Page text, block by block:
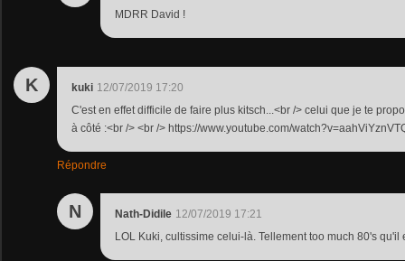
MDRR David !
K kuki 12/07/2019 17:20
C'est en effet difficile de faire plus kitsch...<br /> celui que je te
à côté :<br /> <br /> https://www.youtube.com/
Répondre
N Nath-Didile 12/07/2019 17:21
LOL Kuki, cultissime celui-là. Tellement too much 80's qu'il